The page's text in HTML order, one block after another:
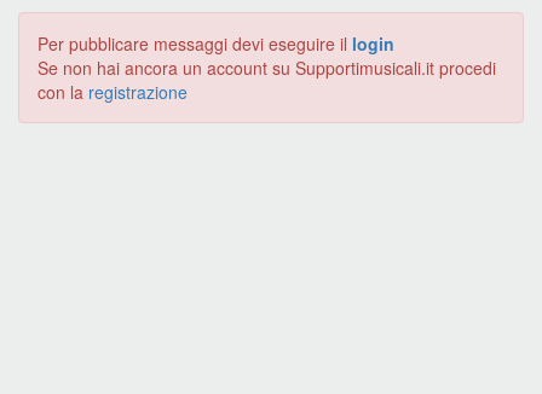
Per pubblicare messaggi devi eseguire il login
Se non hai ancora un account su Supportimusicali.it procedi
con la registrazione